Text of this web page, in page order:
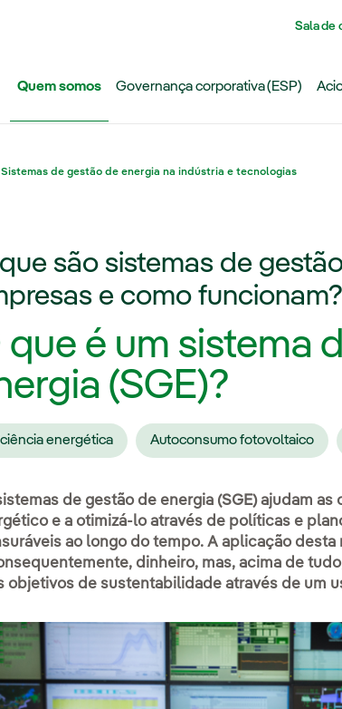
Sala de
Quem somos Governança corporativa (ESP)
Sistemas de gestão de energia na indústria e tecnologias
de Grupo Iberdrola
de Redes
de Eólica onshore
de Energia hidrelétrica
de Energia solar fotovoltaica
de Eólica 'offshore'
são sistemas de
e como funcionam?
que é um sistema
(SGE)?
energética Autoconsumo fotovoltaico
de gestão de energia (SGE) ajudam
e a otimizá-lo através de políticas e
ao longo do tempo. A aplicação
dinheiro, mas, acima de
objetivos de sustentabilidade através de um